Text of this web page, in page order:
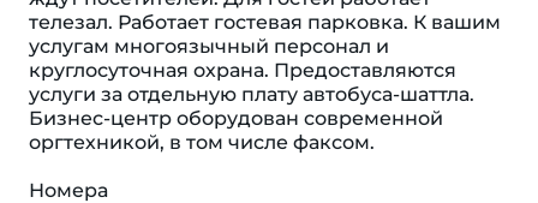
телезал. Работает гостевая парковка. К вашим
услугам многоязычный персонал и
круглосуточная охрана. Предоставляются
услуги за отдельную плату автобуса-шаттла.
Бизнес-центр оборудован современной
оргтехникой, в том числе факсом.
Номера